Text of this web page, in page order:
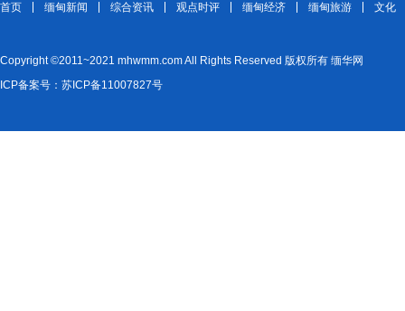
首页 缅甸新闻 综合资讯 观点时评 缅甸经济 缅甸旅游 文化
Copyright ©2011~2021 mhwmm.com All Rights Reserved 版权所有 缅华网
ICP备案号：苏ICP备11007827号